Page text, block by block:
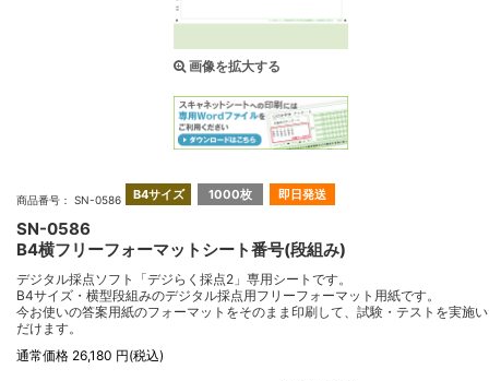
画像を拡大する
B4サイズ 1000枚 即日発送
商品番号： SN-0586
SN-0586
B4横フリーフォーマットシート番号(段組み)
デジタル採点ソフト「デジらく採点2」専用シートです。
B4サイズ・横型段組みのデジタル採点用フリーフォーマット用紙です。
今お使いの答案用紙のフォーマットをそのまま印刷して、試験・テストを実施
だけます。
通常価格 26,180 円(税込)